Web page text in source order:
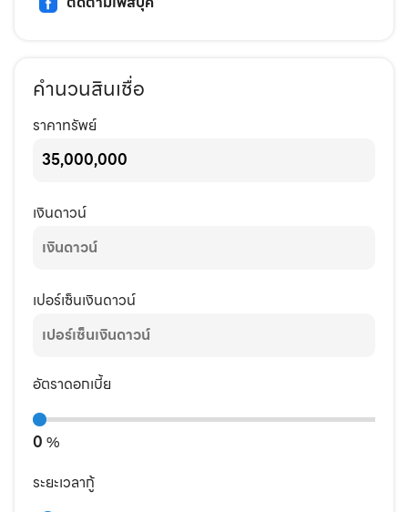
คำนวนสินเชื่อ
ราคาทรัพย์
เงินดาวน์
เปอร์เซ็นเงินดาวน์
อัตราดอกเบี้ย
0 %
ระยะเวลากู้